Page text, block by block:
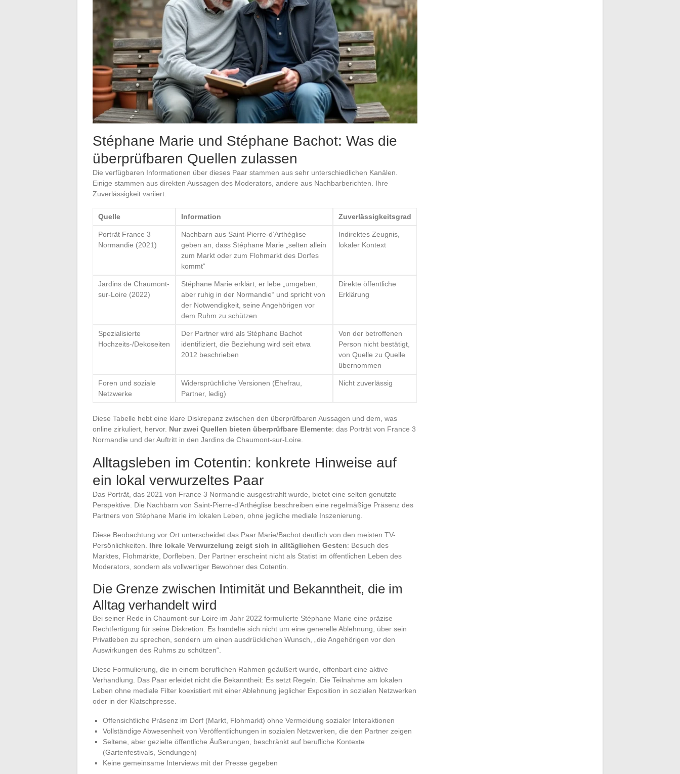
Stéphane Marie und Stéphane Bachot: Was die
überprüfbaren Quellen zulassen
Die verfügbaren Informationen über dieses Paar stammen aus sehr unterschiedlichen Kanälen.
Einige stammen aus direkten Aussagen des Moderators, andere aus Nachbarberichten. Ihre
Zuverlässigkeit variiert.
Quelle Information Zuverlässigkeitsgrad
Porträt France 3
Normandie (2021)
Nachbarn aus Saint-Pierre-d’Arthéglise
geben an, dass Stéphane Marie „selten allein
zum Markt oder zum Flohmarkt des Dorfes
kommt“
Indirektes Zeugnis,
lokaler Kontext
Jardins de Chaumont-
sur-Loire (2022)
Stéphane Marie erklärt, er lebe „umgeben,
aber ruhig in der Normandie“ und spricht von
der Notwendigkeit, seine Angehörigen vor
dem Ruhm zu schützen
Direkte öffentliche
Erklärung
Spezialisierte
Hochzeits-/Dekoseiten
Der Partner wird als Stéphane Bachot
identifiziert, die Beziehung wird seit etwa
2012 beschrieben
Von der betroffenen
Person nicht bestätigt,
von Quelle zu Quelle
übernommen
Foren und soziale
Netzwerke
Widersprüchliche Versionen (Ehefrau,
Partner, ledig)
Nicht zuverlässig
Diese Tabelle hebt eine klare Diskrepanz zwischen den überprüfbaren Aussagen und dem, was
online zirkuliert, hervor. Nur zwei Quellen bieten überprüfbare Elemente: das Porträt von France 3
Normandie und der Auftritt in den Jardins de Chaumont-sur-Loire.
Alltagsleben im Cotentin: konkrete Hinweise auf
ein lokal verwurzeltes Paar
Das Porträt, das 2021 von France 3 Normandie ausgestrahlt wurde, bietet eine selten genutzte
Perspektive. Die Nachbarn von Saint-Pierre-d’Arthéglise beschreiben eine regelmäßige Präsenz des
Partners von Stéphane Marie im lokalen Leben, ohne jegliche mediale Inszenierung.
Diese Beobachtung vor Ort unterscheidet das Paar Marie/Bachot deutlich von den meisten TV-
Persönlichkeiten. Ihre lokale Verwurzelung zeigt sich in alltäglichen Gesten: Besuch des
Marktes, Flohmärkte, Dorfleben. Der Partner erscheint nicht als Statist im öffentlichen Leben des
Moderators, sondern als vollwertiger Bewohner des Cotentin.
Die Grenze zwischen Intimität und Bekanntheit, die im
Alltag verhandelt wird
Bei seiner Rede in Chaumont-sur-Loire im Jahr 2022 formulierte Stéphane Marie eine präzise
Rechtfertigung für seine Diskretion. Es handelte sich nicht um eine generelle Ablehnung, über sein
Privatleben zu sprechen, sondern um einen ausdrücklichen Wunsch, „die Angehörigen vor den
Auswirkungen des Ruhms zu schützen“.
Diese Formulierung, die in einem beruflichen Rahmen geäußert wurde, offenbart eine aktive
Verhandlung. Das Paar erleidet nicht die Bekanntheit: Es setzt Regeln. Die Teilnahme am lokalen
Leben ohne mediale Filter koexistiert mit einer Ablehnung jeglicher Exposition in sozialen Netzwerken
oder in der Klatschpresse.
Offensichtliche Präsenz im Dorf (Markt, Flohmarkt) ohne Vermeidung sozialer Interaktionen
Vollständige Abwesenheit von Veröffentlichungen in sozialen Netzwerken, die den Partner zeigen
Seltene, aber gezielte öffentliche Äußerungen, beschränkt auf berufliche Kontexte
(Gartenfestivals, Sendungen)
Keine gemeinsame Interviews mit der Presse gegeben